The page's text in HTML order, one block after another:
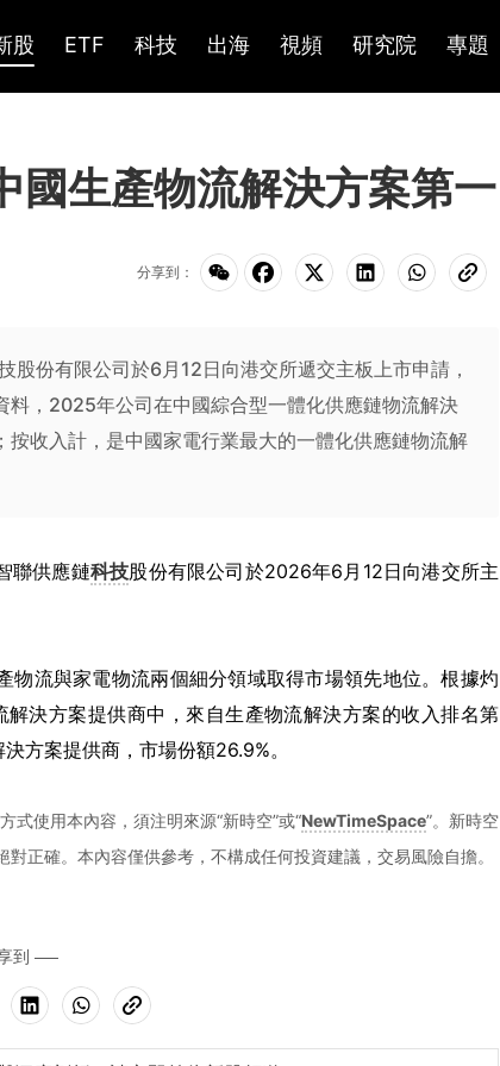
股 ETF 科技 出海 視頻 研究院 專題
國生產物流解決方案第一
分享到：
份有限公司於6月12日向港交所遞交主板上市申請，
，2025年公司在中國綜合型一體化供應鏈物流解決
收入計，是中國家電行業最大的一體化供應鏈物流解
聯供應鏈科技股份有限公司於2026年6月12日向港交所主
流與家電物流兩個細分領域取得市場領先地位。根據灼
決方案提供商中，來自生產物流解決方案的收入排名第
方案提供商，市場份額26.9%。
式使用本內容，須注明來源“新時空”或“NewTimeSpace”。新時空
正確。本內容僅供參考，不構成任何投資建議，交易風險自擔。
到